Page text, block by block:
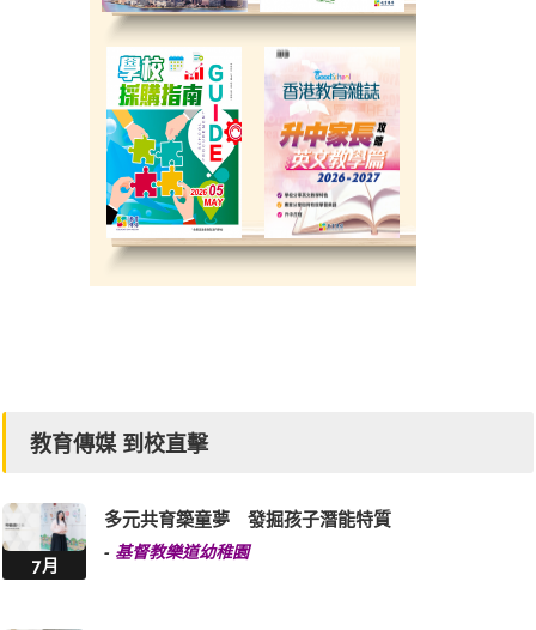
教育傳媒 到校直擊
7月
多元共育築童夢 發掘孩子潛能特質
- 基督教樂道幼稚園